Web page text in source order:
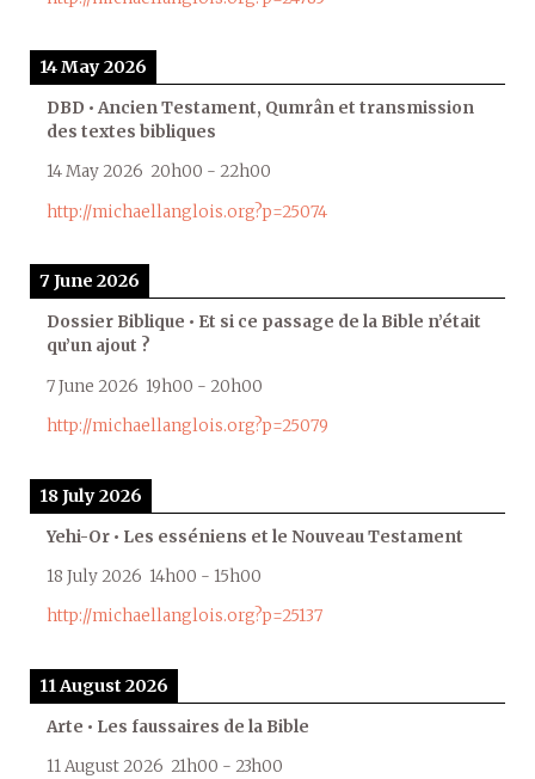
14 May 2026
DBD • Ancien Testament, Qumrân et transmission
des textes bibliques
14 May 2026 20h00 - 22h00
http://michaellanglois.org?p=25074
7 June 2026
Dossier Biblique • Et si ce passage de la Bible n’était
qu’un ajout ?
7 June 2026 19h00 - 20h00
http://michaellanglois.org?p=25079
18 July 2026
Yehi-Or • Les esséniens et le Nouveau Testament
18 July 2026 14h00 - 15h00
http://michaellanglois.org?p=25137
11 August 2026
Arte • Les faussaires de la Bible
11 August 2026 21h00 - 23h00